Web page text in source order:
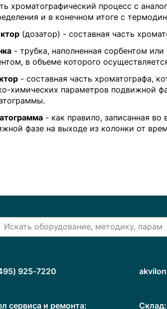
хроматографический процесс с
и в конечном итоге с
(дозатор) - составная часть
- трубка, наполненная сорбентом
в объеме которого
- составная часть хроматографа,
химических параметров подвижной
- как правило, записанная
фазе на выходе из колонки от
925-7220
сервиса и ремонта: Cклад: